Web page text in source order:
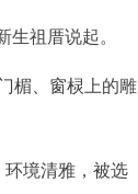
祖厝说起。
楣、窗棂上的雕
环境清雅，被选